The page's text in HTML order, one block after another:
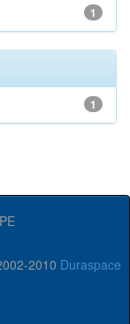
1
1
2010 Duraspace